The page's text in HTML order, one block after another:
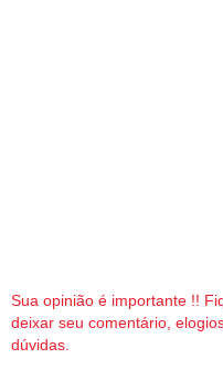
Sua opinião é importante !!
deixar seu comentário,
dúvidas.